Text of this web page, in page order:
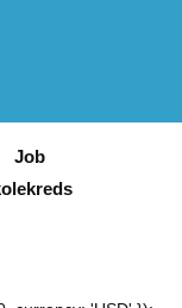
Job